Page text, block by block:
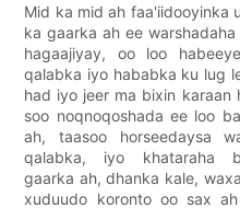
Mid ka mid ah faa'iidooyinka
ka gaarka ah ee
hagaajiyay, oo loo
qalabka iyo hababka ku lug
had iyo jeer ma bixin karaan
soo noqnoqoshada ee loo
ah, taasoo horseedaysa
qalabka, iyo khataraha
gaarka ah, dhanka kale,
xuduudo koronto oo sax